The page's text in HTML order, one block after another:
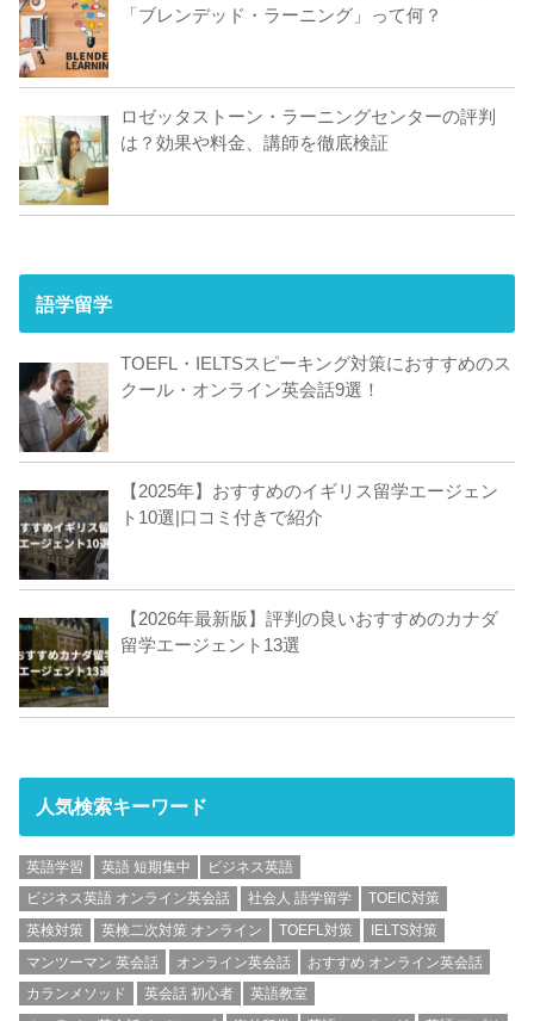
「ブレンデッド・ラーニング」って何？
ロゼッタストーン・ラーニングセンターの評判
は？効果や料金、講師を徹底検証
語学留学
TOEFL・IELTSスピーキング対策におすすめのス
クール・オンライン英会話9選！
【2025年】おすすめのイギリス留学エージェン
ト10選|口コミ付きで紹介
【2026年最新版】評判の良いおすすめのカナダ
留学エージェント13選
人気検索キーワード
英語学習 英語 短期集中
ビジネス英語
ビジネス英語 オンライン英会話
社会人 語学留学
TOEIC対策
英検対策
英検二次対策 オンライン TOEFL対策
IELTS対策
マンツーマン 英会話
オンライン英会話
おすすめ オンライン英会話
カランメソッド
英会話 初心者
英語教室